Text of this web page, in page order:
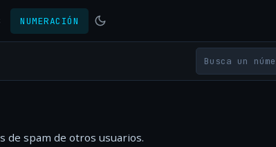
NUMERACIÓN
de spam de otros usuarios.